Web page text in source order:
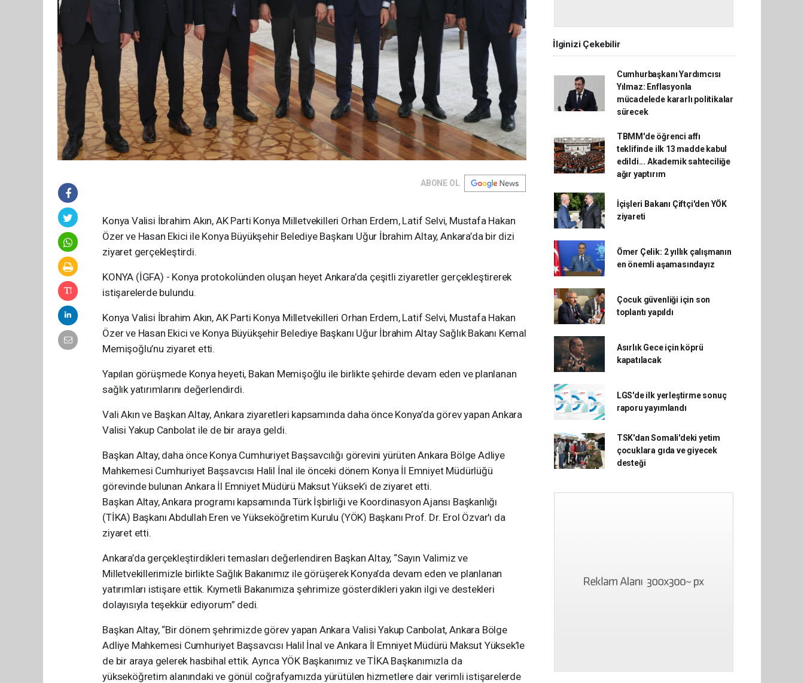
ABONE OL
Konya Valisi İbrahim Akın, AK Parti Konya Milletvekilleri Orhan Erdem, Latif Selvi, Mustafa Hakan
Özer ve Hasan Ekici ile Konya Büyükşehir Belediye Başkanı Uğur İbrahim Altay, Ankara’da bir dizi
ziyaret gerçekleştirdi.
KONYA (İGFA) - Konya protokolünden oluşan heyet Ankara’da çeşitli ziyaretler gerçekleştirerek
istişarelerde bulundu.
Konya Valisi İbrahim Akın, AK Parti Konya Milletvekilleri Orhan Erdem, Latif Selvi, Mustafa Hakan
Özer ve Hasan Ekici ve Konya Büyükşehir Belediye Başkanı Uğur İbrahim Altay Sağlık Bakanı Kemal
Memişoğlu’nu ziyaret etti.
Yapılan görüşmede Konya heyeti, Bakan Memişoğlu ile birlikte şehirde devam eden ve planlanan
sağlık yatırımlarını değerlendirdi.
Vali Akın ve Başkan Altay, Ankara ziyaretleri kapsamında daha önce Konya’da görev yapan Ankara
Valisi Yakup Canbolat ile de bir araya geldi.
Başkan Altay, daha önce Konya Cumhuriyet Başsavcılığı görevini yürüten Ankara Bölge Adliye
Mahkemesi Cumhuriyet Başsavcısı Halil İnal ile önceki dönem Konya İl Emniyet Müdürlüğü
görevinde bulunan Ankara İl Emniyet Müdürü Maksut Yüksek’i de ziyaret etti.
Başkan Altay, Ankara programı kapsamında Türk İşbirliği ve Koordinasyon Ajansı Başkanlığı
(TİKA) Başkanı Abdullah Eren ve Yükseköğretim Kurulu (YÖK) Başkanı Prof. Dr. Erol Özvar'ı da
ziyaret etti.
Ankara’da gerçekleştirdikleri temasları değerlendiren Başkan Altay, “Sayın Valimiz ve
Milletvekillerimizle birlikte Sağlık Bakanımız ile görüşerek Konya’da devam eden ve planlanan
yatırımları istişare ettik. Kıymetli Bakanımıza şehrimize gösterdikleri yakın ilgi ve destekleri
dolayısıyla teşekkür ediyorum” dedi.
Başkan Altay, “Bir dönem şehrimizde görev yapan Ankara Valisi Yakup Canbolat, Ankara Bölge
Adliye Mahkemesi Cumhuriyet Başsavcısı Halil İnal ve Ankara İl Emniyet Müdürü Maksut Yüksek’le
de bir araya gelerek hasbihal ettik. Ayrıca YÖK Başkanımız ve TİKA Başkanımızla da
yükseköğretim alanındaki ve gönül coğrafyamızda yürütülen hizmetlere dair verimli istişarelerde
İlginizi Çekebilir
Cumhurbaşkanı Yardımcısı
Yılmaz: Enflasyonla
mücadelede kararlı politikalar
sürecek
TBMM'de öğrenci affı
teklifinde ilk 13 madde kabul
edildi... Akademik sahteciliğe
ağır yaptırım
İçişleri Bakanı Çiftçi'den YÖK
ziyareti
Ömer Çelik: 2 yıllık çalışmanın
en önemli aşamasındayız
Çocuk güvenliği için son
toplantı yapıldı
Asırlık Gece için köprü
kapatılacak
LGS'de ilk yerleştirme sonuç
raporu yayımlandı
TSK'dan Somali'deki yetim
çocuklara gıda ve giyecek
desteği